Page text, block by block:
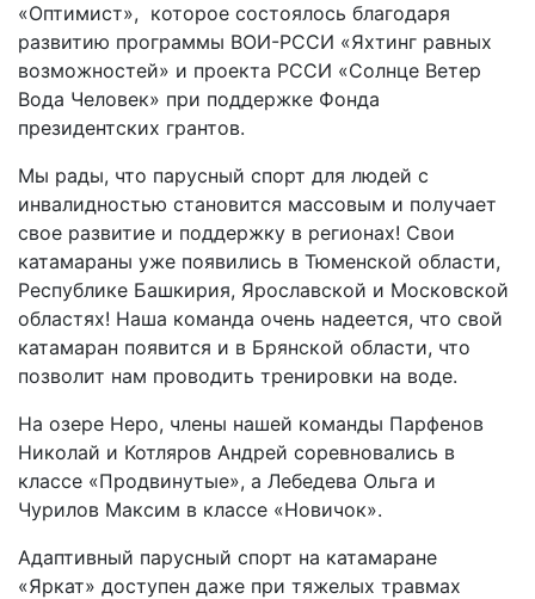
«Оптимист», которое состоялось благодаря
развитию программы ВОИ-РССИ «Яхтинг равных
возможностей» и проекта РССИ «Солнце Ветер
Вода Человек» при поддержке Фонда
президентских грантов.
Мы рады, что парусный спорт для людей с
инвалидностью становится массовым и получает
свое развитие и поддержку в регионах! Свои
катамараны уже появились в Тюменской области,
Республике Башкирия, Ярославской и Московской
областях! Наша команда очень надеется, что свой
катамаран появится и в Брянской области, что
позволит нам проводить тренировки на воде.
На озере Неро, члены нашей команды Парфенов
Николай и Котляров Андрей соревновались в
классе «Продвинутые», а Лебедева Ольга и
Чурилов Максим в классе «Новичок».
Адаптивный парусный спорт на катамаране
«Яркат» доступен даже при тяжелых травмах